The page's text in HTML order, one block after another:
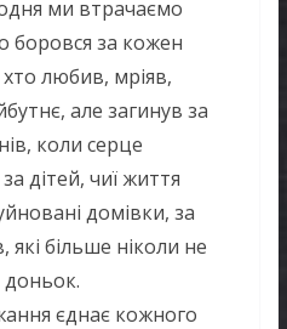
ми втрачаємо
боровся за кожен
хто любив, мріяв,
але загинув за
коли серце
дітей, чиї життя
домівки, за
які більше ніколи не
доньок.
єднає кожного